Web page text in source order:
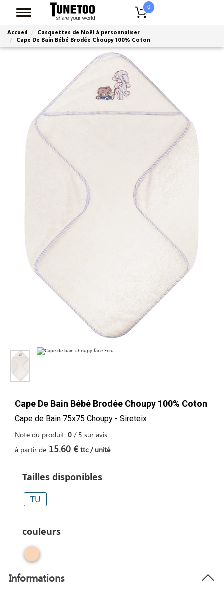
0
Accueil
Casquettes de Noël à personnaliser
Cape De Bain Bébé Brodée Choupy 100% Coton
Cape De Bain Bébé Brodée Choupy 100% Coton
Cape de Bain 75x75 Choupy - Sireteix
Note du produit: 0 / 5 sur avis
à partir de 15.60 € ttc / unité
Tailles disponibles
TU
couleurs
Informations